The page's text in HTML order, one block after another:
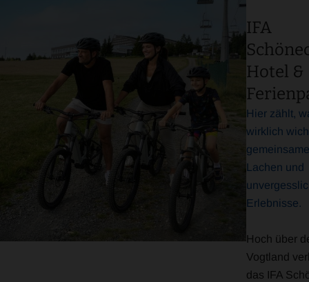
IFA
Hotel &
Hier zählt,
wirklich
Lachen und
Erlebnisse.
Hoch über
Vogtland
das IFA